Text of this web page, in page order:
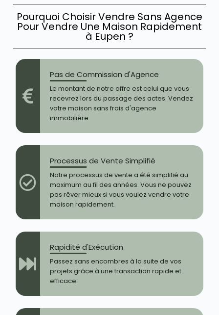
Pourquoi Choisir Vendre Sans Agence
Pour Vendre Une Maison Rapidement
à Eupen ?
Pas de Commission d'Agence
Le montant de notre offre est celui que vous
recevrez lors du passage des actes. Vendez
votre maison sans frais d'agence
immobilière.
Processus de Vente Simplifié
Notre processus de vente a été simplifié au
maximum au fil des années. Vous ne pouvez
pas rêver mieux si vous voulez vendre votre
maison rapidement.
Rapidité d'Exécution
Passez sans encombres à la suite de vos
projets grâce à une transaction rapide et
efficace.